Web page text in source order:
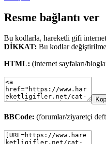
Resme bağlantı ver
Bu kodlarla, hareketli gifi
DİKKAT: Bu kodlar
HTML: (internet sayfaları/
BBCode: (forumlar/ziyaretçi